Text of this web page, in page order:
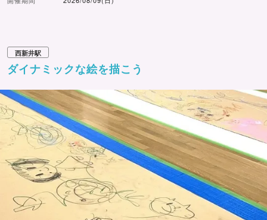
西新井駅
ダイナミックな絵を描こう